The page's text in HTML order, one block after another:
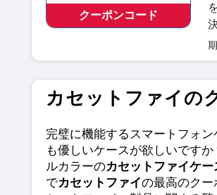
クーポンコード
カセットファイの
完璧に機能するスマートフォ
も優しいケースが欲しいです
ルカラーのカセットファイケ
でカセットファイの最高のク